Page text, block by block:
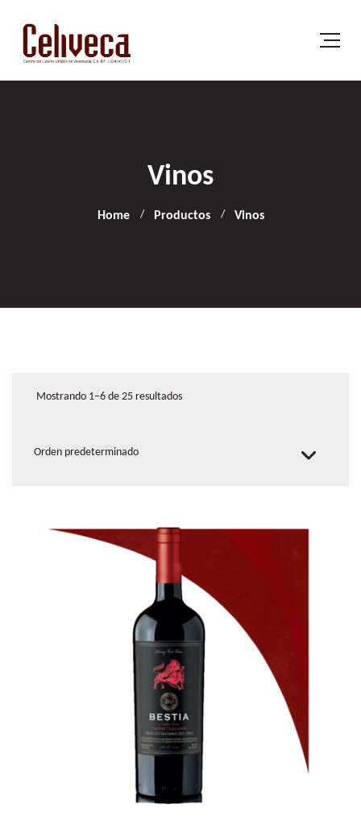
Vinos
Home Productos Vinos
Mostrando 1–6 de 25 resultados